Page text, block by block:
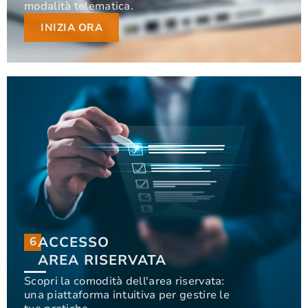
modalità telematica.
INIZIA ORA
modalità telematica.
INIZIA ORA
6ACCESSO
AREA RISERVATA
Scopri la comodità dell'area riservata:
una piattaforma intuitiva per gestire le
6
ACCESSO
AREA RISERVATA
Scopri la comodità dell'area riservata: una